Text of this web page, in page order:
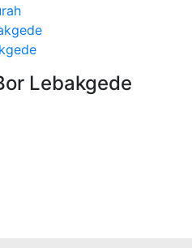
Lebakgede